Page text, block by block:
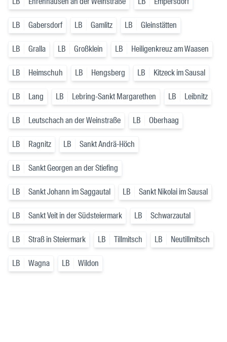
LB Gabersdorf LB Gamlitz LB Gleinstätten
LB Gralla LB Großklein LB Heiligenkreuz am Waasen
LB Heimschuh LB Hengsberg LB Kitzeck im Sausal
LB Lang LB Lebring-Sankt Margarethen LB Leibnitz
LB Leutschach an der Weinstraße LB Oberhaag
LB Ragnitz LB Sankt Andrä-Höch
LB Sankt Georgen an der Stiefing
LB Sankt Johann im Saggautal LB Sankt Nikolai im Sausal
LB Sankt Veit in der Südsteiermark LB Schwarzautal
LB Straß in Steiermark LB Tillmitsch LB Neutillmitsch
LB Wagna LB Wildon